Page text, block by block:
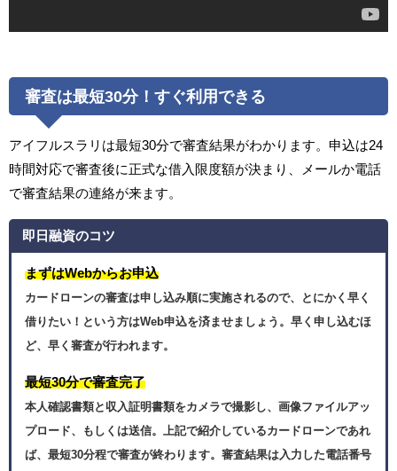
審査は最短30分！すぐ利用できる
アイフルスラリは最短30分で審査結果がわかります。申込は24
時間対応で審査後に正式な借入限度額が決まり、メールか電話
で審査結果の連絡が来ます。
即日融資のコツ
まずはWebからお申込
カードローンの審査は申し込み順に実施されるので、とにかく早く
借りたい！という方はWeb申込を済ませましょう。早く申し込むほ
ど、早く審査が行われます。
最短30分で審査完了
本人確認書類と収入証明書類をカメラで撮影し、画像ファイルアッ
プロード、もしくは送信。上記で紹介しているカードローンであれ
ば、最短30分程で審査が終わります。審査結果は入力した電話番号